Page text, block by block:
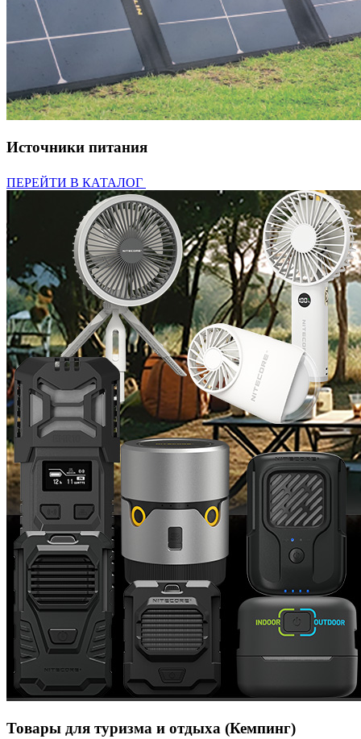
Источники питания
ПЕРЕЙТИ В КАТАЛОГ
Товары для туризма и отдыха (Кемпинг)